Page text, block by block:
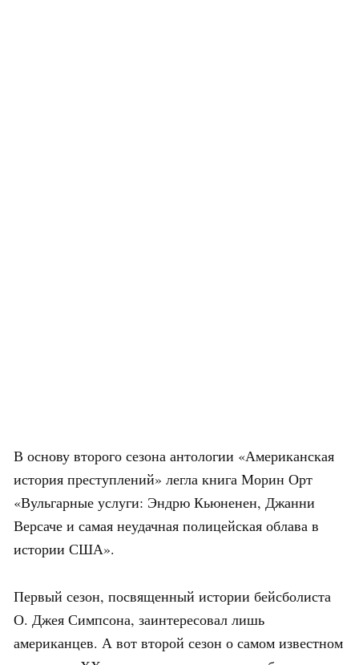
В основу второго сезона антологии «Американская
история преступлений» легла книга Морин Орт
«Вульгарные услуги: Эндрю Кьюненен, Джанни
Версаче и самая неудачная полицейская облава в
истории США».
Первый сезон, посвященный истории бейсболиста
О. Джея Симпсона, заинтересовал лишь
американцев. А вот второй сезон о самом известном